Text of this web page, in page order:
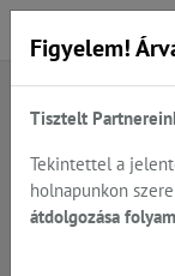
A
Hiba,
Figyelem!
Tisztelt
Tekintettel a
holnapunkon
átdolgozása